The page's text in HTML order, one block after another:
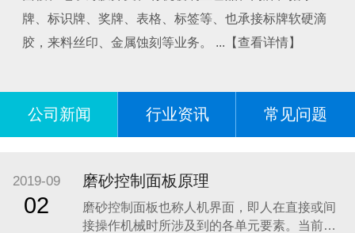
牌、标识牌、奖牌、表格、标签等、也承接标牌软硬滴
胶，来料丝印、金属蚀刻等业务。 ...【查看详情】
公司新闻 行业资讯 常见问题
2019-09
02
磨砂控制面板原理
磨砂控制面板也称人机界面，即人在直接或间
接操作机械时所涉及到的各单元要素。当前，